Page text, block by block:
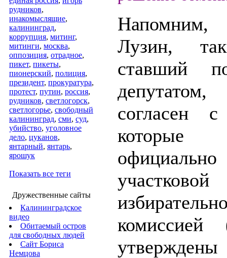
рудников,
инакомыслящие,
калининград,
коррупция, митинг,
митинги, москва,
оппозиция, отрадное,
пикет, пикеты,
пионерский, полиция,
президент, прокуратура,
протест, путин, россия,
рудников, светлогорск,
светлогорье, свободный
калининград, сми, суд,
убийство, уголовное
дело, цуканов,
янтарный, янтарь,
ярошук
Показать все теги
Дружественные сайты
Калининградское
видео
Обитаемый остров
для свободных людей
Сайт Бориса
Немцова
Напомним,
Лузин,
ставший
согласен
участковой
утверждены